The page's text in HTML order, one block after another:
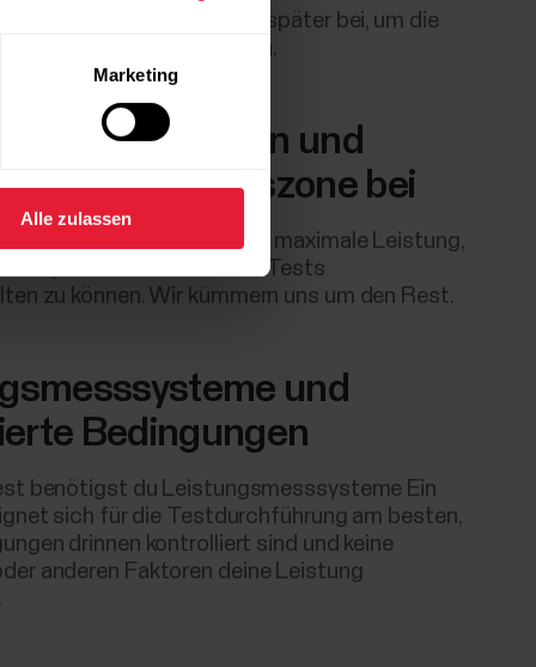
Marketing
Alle zulassen
die gewählte Testdauer später bei, um die
vergleichen zu können.
geh in die Vollen und
Leistungszone bei
des Tests auf die maximale Leistung,
sie für die Dauer des Tests
zu können. Wir kümmern uns um den Rest.
und
Bedingungen
benötigst du Leistungsmesssysteme Ein
sich für die Testdurchführung am besten,
drinnen kontrolliert sind und keine
anderen Faktoren deine Leistung